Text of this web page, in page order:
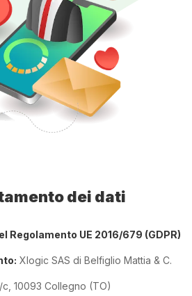
dei dati
Regolamento UE 2016/679 (GDPR)
Xlogic SAS di Belfiglio Mattia & C.
10093 Collegno (TO)